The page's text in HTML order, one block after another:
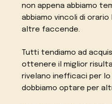
non appena abbiamo
abbiamo vincoli di
altre faccende.
Tutti tendiamo ad
ottenere il miglior
rivelano inefficaci per
dobbiamo optare per